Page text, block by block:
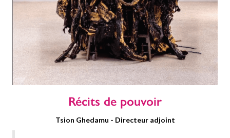
Récits de pouvoir
Tsion Ghedamu - Directeur adjoint